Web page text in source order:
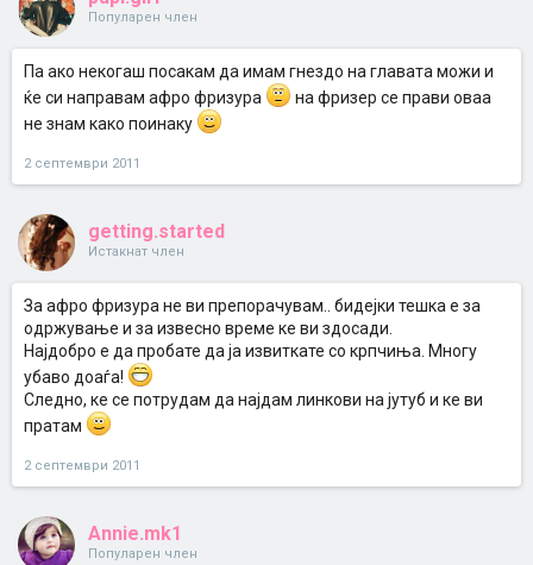
Популарен член
Па ако некогаш посакам да имам гнездо на главата можи и
ќе си направам афро фризура
на фризер се прави оваа
не знам како поинаку
2 септември 2011
getting.started
Истакнат член
За афро фризура не ви препорачувам.. бидејки тешка е за
одржување и за извесно време ке ви здосади.
Најдобро е да пробате да ја извиткате со крпчиња. Многу
убаво доаѓа!
Следно, ке се потрудам да најдам линкови на јутуб и ке ви
пратам
2 септември 2011
Annie.mk1
Популарен член